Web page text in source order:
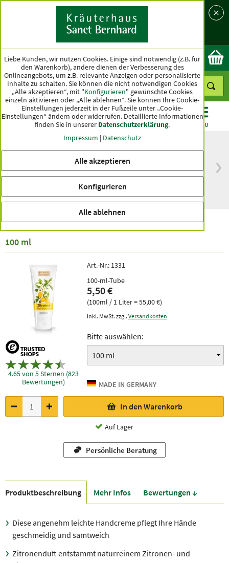
Land
Ok
KATEGORIEN ANGEBOTE TOPSELLER MENÜ
versandkostenfrei
innerhalb Deutschlands
Spitzenqualität seit
Zitronen-Handcreme
100 ml
4.65 von 5 Sternen (823
Bewertungen)
Art.-Nr.: 1331
100-ml-Tube
5,50 €
(100ml / 1 Liter = 55,00 €)
inkl. MwSt. zzgl. Versandkosten
Bitte auswählen:
In den Warenkorb
Auf Lager
Persönliche Beratung
Produkt­beschreibung Mehr Infos Bewer­tungen ↓
Diese angenehm leichte Handcreme pflegt Ihre Hände
geschmeidig und samtweich
Zitronenduft entstammt naturreinem Zitronen- und
Liebe Kunden, wir nutzen Cookies. Einige sind notwendig (z.B. für
den Warenkorb), andere dienen der Verbesserung des
Onlineangebots, um z.B. relevante Anzeigen oder personalisierte
Inhalte zu schalten. Sie können die nicht notwendigen Cookies
„Alle akzeptieren“, mit "Konfigurieren" gewünschte Cookies
einzeln aktivieren oder „Alle ablehnen“. Sie können Ihre Cookie-
Einstellungen jederzeit in der Fußzeile unter „Cookie-
Einstellungen“ ändern oder widerrufen. Detaillierte Informationen
finden Sie in unserer Datenschutzerklärung.
Impressum | Datenschutz
Alle akzeptieren
Konfigurieren
Alle ablehnen